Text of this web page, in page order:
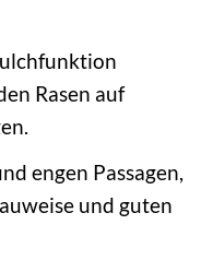
Rasen auf
engen Passagen,
und guten